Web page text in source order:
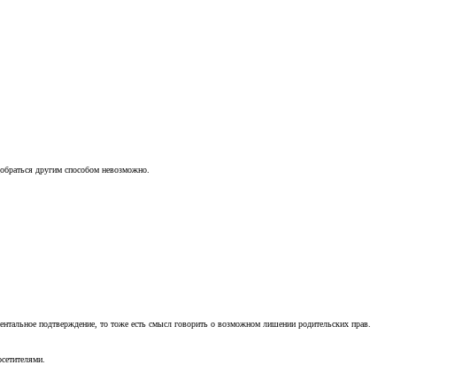
другим способом невозможно.
подтверждение, то тоже есть смысл говорить о возможном лишении родительских прав.